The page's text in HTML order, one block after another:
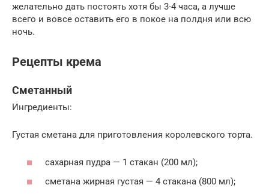
желательно дать постоять хотя бы 3-4 часа, а лучше
всего и вовсе оставить его в покое на полдня или всю
ночь.
Рецепты крема
Сметанный
Ингредиенты:
Густая сметана для приготовления королевского торта.
сахарная пудра — 1 стакан (200 мл);
сметана жирная густая — 4 стакана (800 мл);